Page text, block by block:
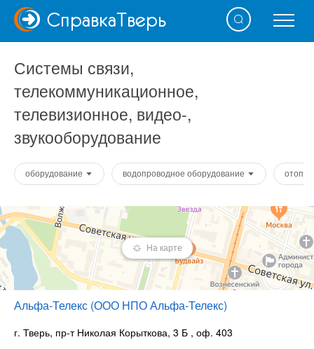
СправкаТверь
Системы связи,
телекоммуникационное,
телевизионное, видео-,
звукооборудование
оборудование водопроводное оборудование
На карте
Альфа-Телекс (ООО НПО Альфа-Телекс)
г. Тверь, пр-т Николая Корыткова, 3 Б , оф. 403